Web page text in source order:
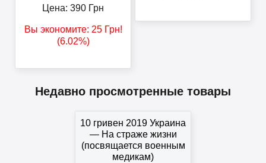
Цена: 390 Грн
Вы экономите: 25Грн!
(6.02%)
Недавно просмотренные товары
10 гривен 2019 Украина
— На страже жизни
(посвящается военным
медикам)